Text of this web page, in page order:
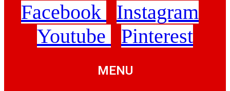
Facebook
Instagram
Youtube
Pinterest
MENU